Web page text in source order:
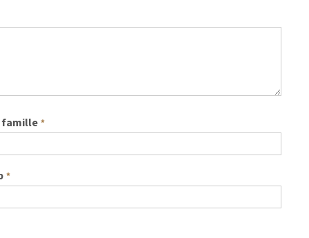
famille *
*